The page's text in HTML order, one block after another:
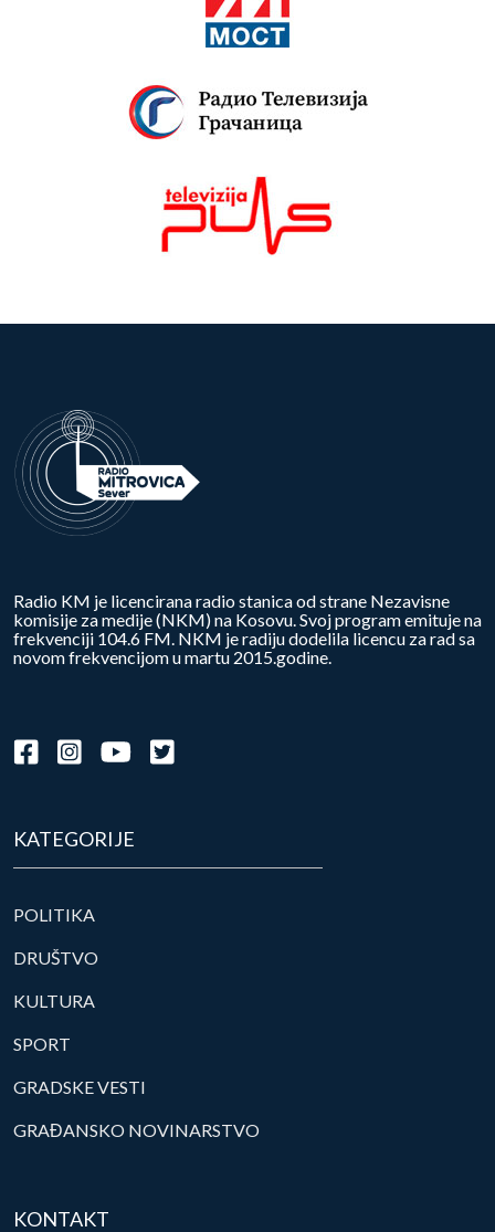
Radio KM je licencirana radio stanica od strane Nezavisne
komisije za medije (NKM) na Kosovu. Svoj program emituje na
frekvenciji 104.6 FM. NKM je radiju dodelila licencu za rad sa
novom frekvencijom u martu 2015.godine.
KATEGORIJE
POLITIKA
DRUŠTVO
KULTURA
SPORT
GRADSKE VESTI
GRAĐANSKO NOVINARSTVO
KONTAKT